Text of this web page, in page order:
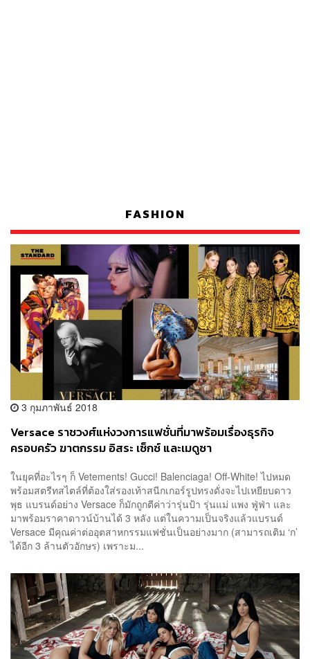
FASHION
3 กุมภาพันธ์ 2018
Versace ราชวงศ์แห่งวงการแฟชั่นที่มาพร้อมเรื่องธุรกิจ
ครอบครัว ฆาตกรรม อิสระ เซ็กซ์ และเมดูซา
ในยุคที่อะไรๆ ก็ Vetements! Gucci! Balenciaga! Off-White! ไปหมด
พร้อมสตรีทสไตล์ที่ต้องใส่รองเท้าสนีกเกอร์รูปทรงดั่งจะไปเหยียบดาว
พุธ แบรนด์อย่าง Versace ก็มักถูกตีค่าว่ารุ่นป้า รุ่นแม่ แพง ฟู่ฟ่า และ
มาพร้อมราคาดาวน์บ้านได้ 3 หลัง แต่ในความเป็นจริงแล้วแบรนด์
Versace มีคุณค่าต่ออุตสาหกรรมแฟชั่นเป็นอย่างมาก (สามารถเติม ‘ก’
ได้อีก 3 ล้านตัวอักษร) เพราะม...